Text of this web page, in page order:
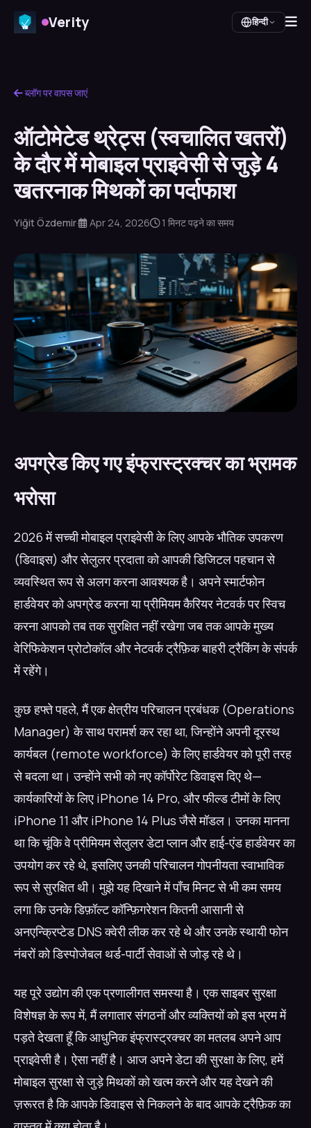
Verity हिन्दी
ब्लॉग पर वापस जाएं
ऑटोमेटेड थ्रेट्स (स्वचालित खतरों)
के दौर में मोबाइल प्राइवेसी से जुड़े 4
खतरनाक मिथकों का पर्दाफाश
Yiğit Özdemir· Apr 24, 2026 1 मिनट पढ़ने का समय
अपग्रेड किए गए इंफ्रास्ट्रक्चर का भ्रामक
भरोसा
2026 में सच्ची मोबाइल प्राइवेसी के लिए आपके भौतिक उपकरण
(डिवाइस) और सेलुलर प्रदाता को आपकी डिजिटल पहचान से
व्यवस्थित रूप से अलग करना आवश्यक है। अपने स्मार्टफोन
हार्डवेयर को अपग्रेड करना या प्रीमियम कैरियर नेटवर्क पर स्विच
करना आपको तब तक सुरक्षित नहीं रखेगा जब तक आपके मुख्य
वेरिफिकेशन प्रोटोकॉल और नेटवर्क ट्रैफ़िक बाहरी ट्रैकिंग के संपर्क
में रहेंगे।
कुछ हफ्ते पहले, मैं एक क्षेत्रीय परिचालन प्रबंधक (Operations
Manager) के साथ परामर्श कर रहा था, जिन्होंने अपनी दूरस्थ
कार्यबल (remote workforce) के लिए हार्डवेयर को पूरी तरह
से बदला था। उन्होंने सभी को नए कॉर्पोरेट डिवाइस दिए थे—
कार्यकारियों के लिए iPhone 14 Pro, और फील्ड टीमों के लिए
iPhone 11 और iPhone 14 Plus जैसे मॉडल। उनका मानना
था कि चूंकि वे प्रीमियम सेलुलर डेटा प्लान और हाई-एंड हार्डवेयर का
उपयोग कर रहे थे, इसलिए उनकी परिचालन गोपनीयता स्वाभाविक
रूप से सुरक्षित थी। मुझे यह दिखाने में पाँच मिनट से भी कम समय
लगा कि उनके डिफ़ॉल्ट कॉन्फ़िगरेशन कितनी आसानी से
अनएन्क्रिप्टेड DNS क्वेरी लीक कर रहे थे और उनके स्थायी फोन
नंबरों को डिस्पोजेबल थर्ड-पार्टी सेवाओं से जोड़ रहे थे।
यह पूरे उद्योग की एक प्रणालीगत समस्या है। एक साइबर सुरक्षा
विशेषज्ञ के रूप में, मैं लगातार संगठनों और व्यक्तियों को इस भ्रम में
पड़ते देखता हूँ कि आधुनिक इंफ्रास्ट्रक्चर का मतलब अपने आप
प्राइवेसी है। ऐसा नहीं है। आज अपने डेटा की सुरक्षा के लिए, हमें
मोबाइल सुरक्षा से जुड़े मिथकों को खत्म करने और यह देखने की
ज़रूरत है कि आपके डिवाइस से निकलने के बाद आपके ट्रैफ़िक का